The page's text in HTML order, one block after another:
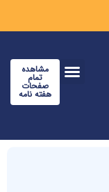
مشاهده
تمام
صفحات
هفته نامه